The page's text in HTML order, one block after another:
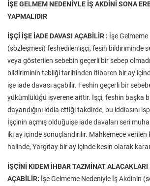
İŞE GELMEM NEDENİYLE İŞ AKDİNİ SONA
YAPMALIDIR
İŞÇİ İŞE İADE DAVASI AÇABİLİR : İşe
(sözleşmesi) feshedilen işçi, fesih bildiriminde
veya gösterilen sebebin geçerli bir sebep
bildiriminin tebliği tarihinden itibaren bir ay
işe iade davası açabilir. Feshin geçerli bir
yükümlülüğü işverene aittir. İşçi, feshin başka
dayandığını iddia ettiği takdirde, bu iddiasını
İşçinin açmış olduğuişe iade davaları seri
iki ay içinde sonuçlandırılır. Mahkemece
halinde, Yargıtay bir ay içinde kesin olarak
İŞÇİNİ KIDEM İHBAR TAZMİNAT ALACAKLARI
AÇABİLİR: İşe Gelmeme Nedeniyle İş Akdinin